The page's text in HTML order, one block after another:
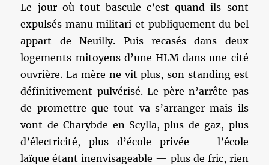
Le jour où tout bascule c’est quand ils sont
expulsés manu militari et publiquement du bel
appart de Neuilly. Puis recasés dans deux
logements mitoyens d’une HLM dans une cité
ouvrière. La mère ne vit plus, son standing est
définitivement pulvérisé. Le père n’arrête pas
de promettre que tout va s’arranger mais ils
vont de Charybde en Scylla, plus de gaz, plus
d’électricité, plus d’école privée — l’école
laïque étant inenvisageable — plus de fric, rien